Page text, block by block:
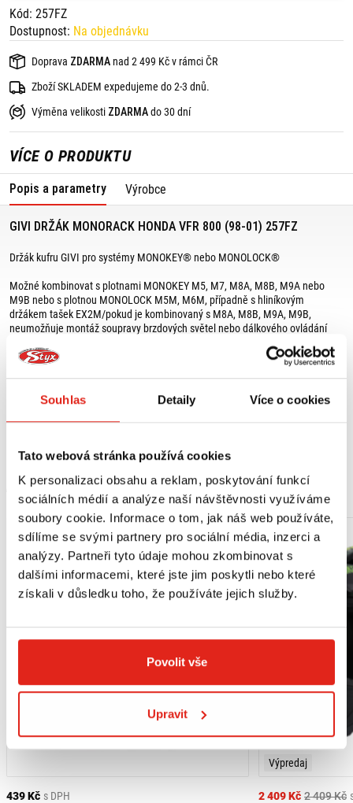
Souhlas Detaily Více o cookies
Tato webová stránka používá cookies
K personalizaci obsahu a reklam, poskytování funkcí
sociálních médií a analýze naší návštěvnosti využíváme
soubory cookie. Informace o tom, jak náš web používáte,
sdílíme se svými partnery pro sociální média, inzerci a
analýzy. Partneři tyto údaje mohou zkombinovat s
dalšími informacemi, které jste jim poskytli nebo které
získali v důsledku toho, že používáte jejich služby.
Povolit vše
Upravit
Kód: 257FZ
Dostupnost: Na objednávku
Doprava ZDARMA nad 2 499 Kč v rámci ČR
Zboží SKLADEM expedujeme do 2-3 dnů.
Výměna velikosti ZDARMAdo 30 dní
VÍCE O PRODUKTU
Popis a parametry Výrobce
GIVI DRŽÁK MONORACK HONDA VFR 800 (98-01) 257FZ
Držák kufru GIVI pro systémy MONOKEY® nebo MONOLOCK®
Možné kombinovat s plotnami MONOKEY M5, M7, M8A, M8B, M9A nebo
M9B nebo s plotnou MONOLOCK M5M, M6M, případně s hliníkovým
držákem tašek EX2M/pokud je kombinovaný s M8A, M8B, M9A, M9B,
neumožňuje montáž soupravy brzdových světel nebo dálkového ovládání
Vhodné pro:
MOHLO BY SE VÁM LÍBIT
439 Kč s DPH
Výpredaj
2 409 Kč
2 409 Kč